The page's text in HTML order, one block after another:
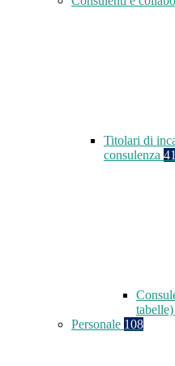
Titolari di
consulenza 41
tabelle)
Personale 108